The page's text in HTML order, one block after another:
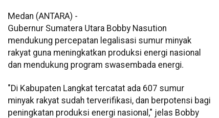
Medan (ANTARA) -
Gubernur Sumatera Utara Bobby Nasution
mendukung percepatan legalisasi sumur minyak
rakyat guna meningkatkan produksi energi nasional
dan mendukung program swasembada energi.
"Di Kabupaten Langkat tercatat ada 607 sumur
minyak rakyat sudah terverifikasi, dan berpotensi bagi
peningkatan produksi energi nasional," jelas Bobby